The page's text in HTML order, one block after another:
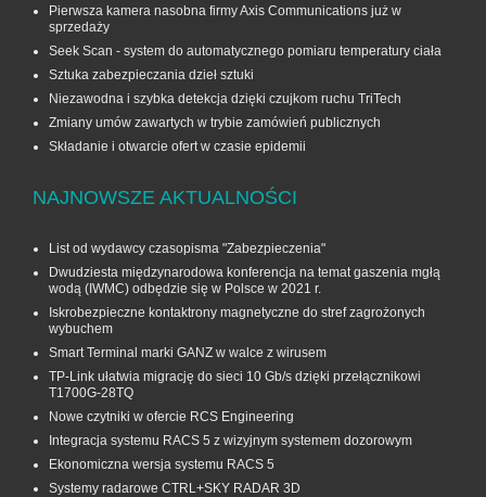
Pierwsza kamera nasobna firmy Axis Communications już w
sprzedaży
Seek Scan - system do automatycznego pomiaru temperatury ciała
Sztuka zabezpieczania dzieł sztuki
Niezawodna i szybka detekcja dzięki czujkom ruchu TriTech
Zmiany umów zawartych w trybie zamówień publicznych
Składanie i otwarcie ofert w czasie epidemii
NAJNOWSZE AKTUALNOŚCI
List od wydawcy czasopisma "Zabezpieczenia"
Dwudziesta międzynarodowa konferencja na temat gaszenia mgłą
wodą (IWMC) odbędzie się w Polsce w 2021 r.
Iskrobezpieczne kontaktrony magnetyczne do stref zagrożonych
wybuchem
Smart Terminal marki GANZ w walce z wirusem
TP-Link ułatwia migrację do sieci 10 Gb/s dzięki przełącznikowi
T1700G‑28TQ
Nowe czytniki w ofercie RCS Engineering
Integracja systemu RACS 5 z wizyjnym systemem dozorowym
Ekonomiczna wersja systemu RACS 5
Systemy radarowe CTRL+SKY RADAR 3D